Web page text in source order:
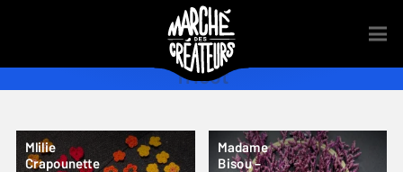
Tricot
Mlilie
Crapounette
Madame
Bisou –